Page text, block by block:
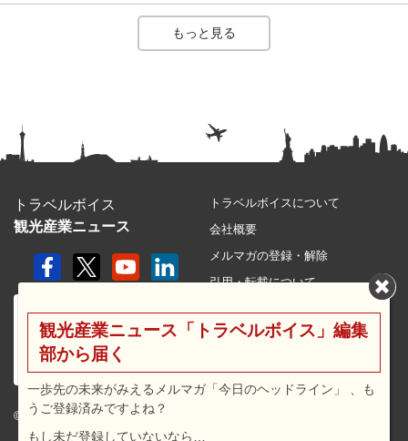
もっと見る
トラベルボイス
観光産業ニュース
© 2026 travel voice.
トラベルボイスについて
会社概要
メルマガの登録・解除
引用・転載について
利用規約
広告メニュー・料金
観光産業ニュース「トラベルボイス」編集
部から届く
一歩先の未来がみえるメルマガ「今日のヘッドライン」 、も
うご登録済みですよね？
もし未だ登録していないなら…